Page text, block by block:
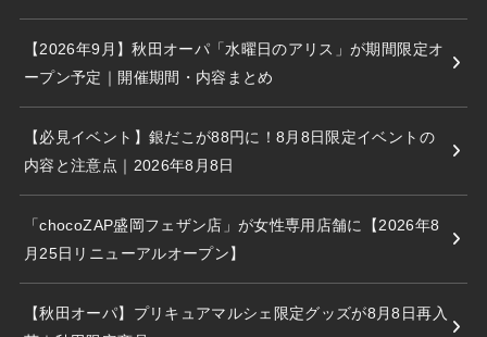
【2026年9月】秋田オーパ「水曜日のアリス」が期間限定オ
ープン予定｜開催期間・内容まとめ
【必見イベント】銀だこが88円に！8月8日限定イベントの
内容と注意点｜2026年8月8日
「chocoZAP盛岡フェザン店」が女性専用店舗に【2026年8
月25日リニューアルオープン】
【秋田オーパ】プリキュアマルシェ限定グッズが8月8日再入